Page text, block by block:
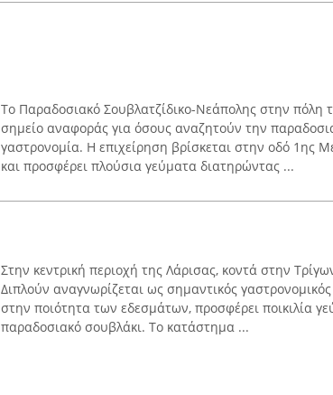
Το Παραδοσιακό Σουβλατζίδικο-Νεάπολης στην πόλη
σημείο αναφοράς για όσους αναζητούν την
γαστρονομία. Η επιχείρηση βρίσκεται στην οδό 1ης
και προσφέρει πλούσια γεύματα διατηρώντας ...
Στην κεντρική περιοχή της Λάρισας, κοντά στην
Διπλούν αναγνωρίζεται ως σημαντικός
στην ποιότητα των εδεσμάτων, προσφέρει ποικιλία
παραδοσιακό σουβλάκι. Το κατάστημα ...